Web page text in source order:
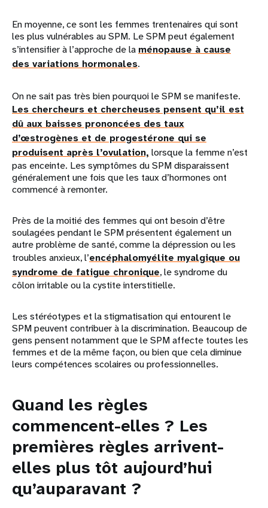
En moyenne, ce sont les femmes trentenaires qui sont
les plus vulnérables au SPM. Le SPM peut également
s’intensifier à l’approche de la ménopause à cause
des variations hormonales.
On ne sait pas très bien pourquoi le SPM se manifeste.
Les chercheurs et chercheuses pensent qu’il est
dû aux baisses prononcées des taux
d’œstrogènes et de progestérone qui se
produisent après l’ovulation, lorsque la femme n’est
pas enceinte. Les symptômes du SPM disparaissent
généralement une fois que les taux d’hormones ont
commencé à remonter.
Près de la moitié des femmes qui ont besoin d’être
soulagées pendant le SPM présentent également un
autre problème de santé, comme la dépression ou les
troubles anxieux, l’encéphalomyélite myalgique ou
syndrome de fatigue chronique, le syndrome du
côlon irritable ou la cystite interstitielle.
Les stéréotypes et la stigmatisation qui entourent le
SPM peuvent contribuer à la discrimination. Beaucoup de
gens pensent notamment que le SPM affecte toutes les
femmes et de la même façon, ou bien que cela diminue
leurs compétences scolaires ou professionnelles.
Quand les règles
commencent-elles ? Les
premières règles arrivent-
elles plus tôt aujourd’hui
qu’auparavant ?